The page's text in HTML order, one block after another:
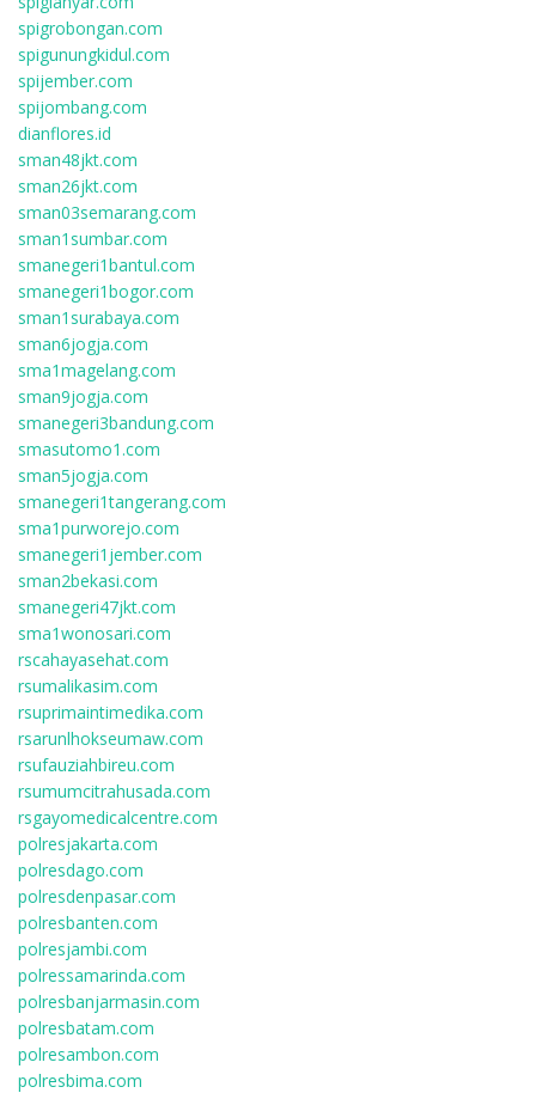
spigrobongan.com
spigunungkidul.com
spijember.com
spijombang.com
dianflores.id
sman48jkt.com
sman26jkt.com
sman03semarang.com
sman1sumbar.com
smanegeri1bantul.com
smanegeri1bogor.com
sman1surabaya.com
sman6jogja.com
sma1magelang.com
sman9jogja.com
smanegeri3bandung.com
smasutomo1.com
sman5jogja.com
smanegeri1tangerang.com
sma1purworejo.com
smanegeri1jember.com
sman2bekasi.com
smanegeri47jkt.com
sma1wonosari.com
rscahayasehat.com
rsumalikasim.com
rsuprimaintimedika.com
rsarunlhokseumaw.com
rsufauziahbireu.com
rsumumcitrahusada.com
rsgayomedicalcentre.com
polresjakarta.com
polresdago.com
polresdenpasar.com
polresbanten.com
polresjambi.com
polressamarinda.com
polresbanjarmasin.com
polresbatam.com
polresambon.com
polresbima.com